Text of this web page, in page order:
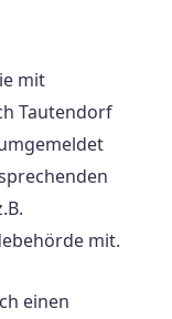
mit
Tautendorf
mit.
einen